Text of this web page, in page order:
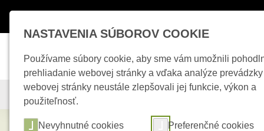
KAMEROVÉ SYSTÉMY ZABEZPEČOVACIE SYSTÉMY
Zabezpečovacie systémy AJAX
NASTAVENIA SÚBOROV COOKIE
Používame súbory cookie, aby sme vám umožnili
prehliadanie webovej stránky a vďaka analýze prevádzky
webovej stránky neustále zlepšovali jej funkcie, výkon a
použiteľnosť.
Nevyhnutné cookies
Preferenčné cookies